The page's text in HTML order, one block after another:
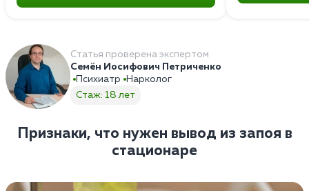
Статья проверена экспертом
Семён Иосифович Петриченко
Психиатр
Нарколог
Стаж: 18 лет
Признаки, что нужен вывод из запоя в
стационаре